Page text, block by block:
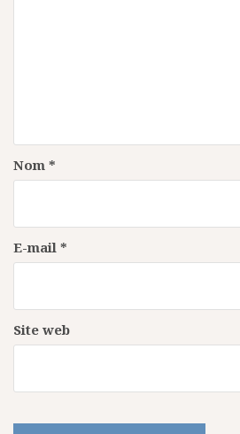
a
r
i
c
l
e
Nom *
E-mail *
Site web